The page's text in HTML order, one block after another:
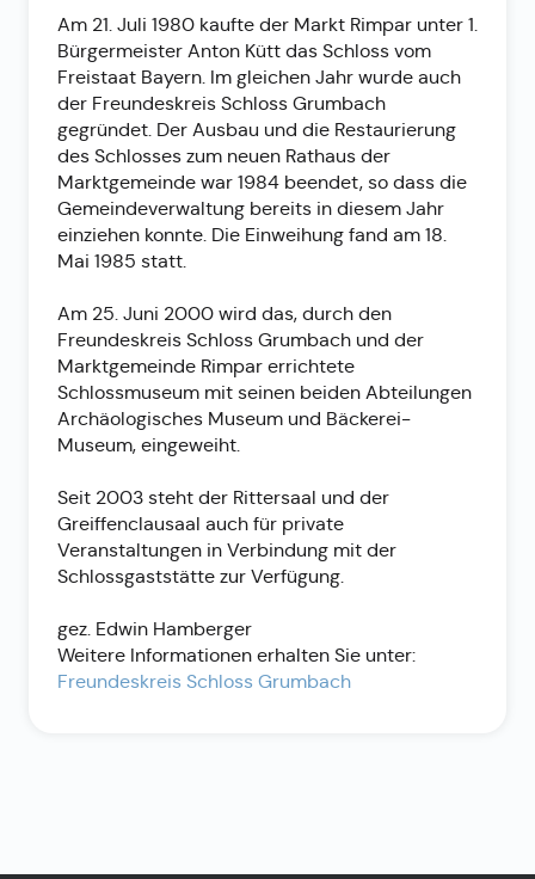
Am 21. Juli 1980 kaufte der Markt Rimpar unter 1.
Bürgermeister Anton Kütt das Schloss vom
Freistaat Bayern. Im gleichen Jahr wurde auch
der Freundeskreis Schloss Grumbach
gegründet. Der Ausbau und die Restaurierung
des Schlosses zum neuen Rathaus der
Marktgemeinde war 1984 beendet, so dass die
Gemeindeverwaltung bereits in diesem Jahr
einziehen konnte. Die Einweihung fand am 18.
Mai 1985 statt.
Am 25. Juni 2000 wird das, durch den
Freundeskreis Schloss Grumbach und der
Marktgemeinde Rimpar errichtete
Schlossmuseum mit seinen beiden Abteilungen
Archäologisches Museum und Bäckerei-
Museum, eingeweiht.
Seit 2003 steht der Rittersaal und der
Greiffenclausaal auch für private
Veranstaltungen in Verbindung mit der
Schlossgaststätte zur Verfügung.
gez. Edwin Hamberger
Weitere Informationen erhalten Sie unter:
Freundeskreis Schloss Grumbach